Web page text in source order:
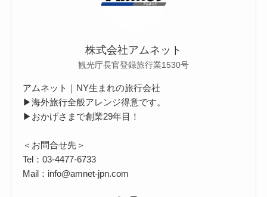
株式会社アムネット
観光庁長官登録旅行業1530号
アムネット｜NY生まれの旅行会社
▶海外旅行全般アレンジ得意です。
▶おかげさまで創業29年目！
＜お問合せ先＞
Tel：03-4477-6733
Mail：info@amnet-jpn.com